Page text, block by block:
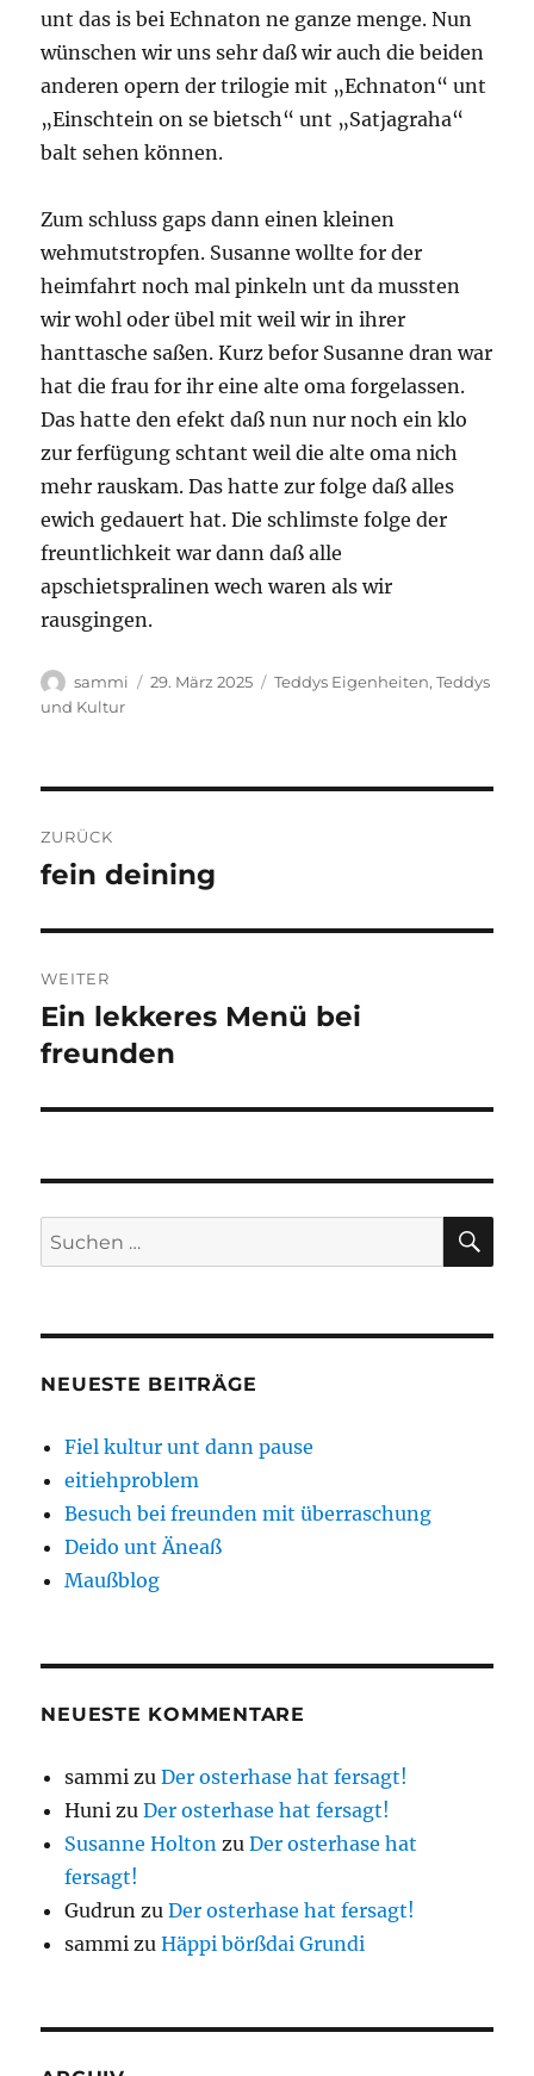
unt das is bei Echnaton ne ganze menge. Nun
wünschen wir uns sehr daß wir auch die beiden
anderen opern der trilogie mit „Echnaton“ unt
„Einschtein on se bietsch“ unt „Satjagraha“
balt sehen können.
Zum schluss gaps dann einen kleinen
wehmutstropfen. Susanne wollte for der
heimfahrt noch mal pinkeln unt da mussten
wir wohl oder übel mit weil wir in ihrer
hanttasche saßen. Kurz befor Susanne dran war
hat die frau for ihr eine alte oma forgelassen.
Das hatte den efekt daß nun nur noch ein klo
zur ferfügung schtant weil die alte oma nich
mehr rauskam. Das hatte zur folge daß alles
ewich gedauert hat. Die schlimste folge der
freuntlichkeit war dann daß alle
apschietspralinen wech waren als wir
rausgingen.
Autor
sammi
Veröffentlicht
29. März 2025 Kategorien
Teddys Eigenheiten,Teddys
und Kultur
ZURÜCK
Vorheriger
fein deining
WEITER
Nächster
Beitrag:
Ein lekkeres Menü bei
freunden
Suchen
nach:
NEUESTE BEITRÄGE
Fiel kultur unt dann pause
eitiehproblem
Besuch bei freunden mit überraschung
Deido unt Äneaß
Maußblog
NEUESTE KOMMENTARE
sammi zuDer osterhase hat fersagt!
Huni zuDer osterhase hat fersagt!
Susanne Holton zuDer osterhase hat
fersagt!
Gudrun zuDer osterhase hat fersagt!
sammi zuHäppi börßdai Grundi